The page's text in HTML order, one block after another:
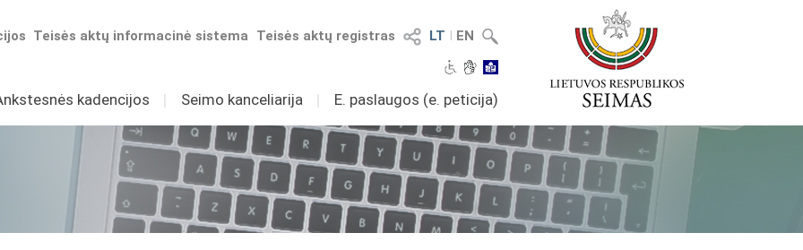
LT I EN
Teisės aktų registras
Teisės aktų informacinė sistema
kadencijos I Seimo kanceliarija I E. paslaugos (e. peticija)